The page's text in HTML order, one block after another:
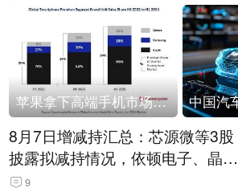
苹果拿下高端手机市场65%的份额：iPhone 17系列功不可没
8月7日增减持汇总：芯源微等3股
披露拟减持情况，依顿电子、晶华
微拟增持（表）
9